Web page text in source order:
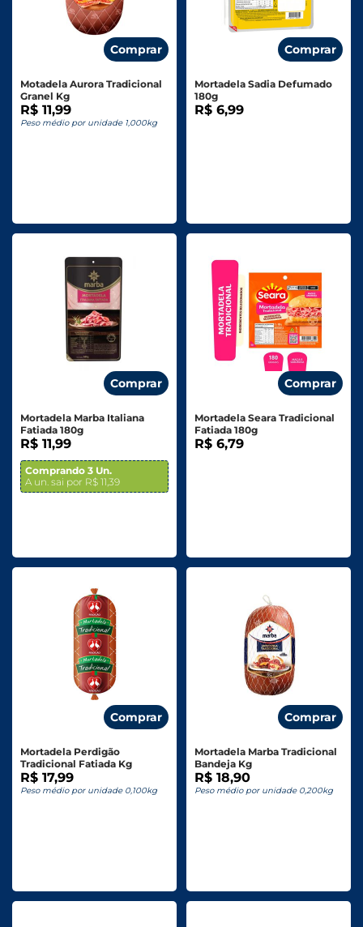
Comprar
Motadela Aurora Tradicional
Granel Kg
R$ 11,99
Peso médio por unidade 1,000kg
Comprar
Mortadela Sadia Defumado
180g
R$ 6,99
Comprar
Mortadela Marba Italiana
Fatiada 180g
R$ 11,99
Comprando 3 Un.
A un. sai por R$ 11,39
Comprar
Mortadela Seara Tradicional
Fatiada 180g
R$ 6,79
Comprar
Mortadela Perdigão
Tradicional Fatiada Kg
R$ 17,99
Peso médio por unidade 0,100kg
Comprar
Mortadela Marba Tradicional
Bandeja Kg
R$ 18,90
Peso médio por unidade 0,200kg